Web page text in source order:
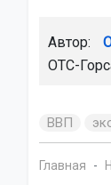
Автор:
ОТС-
ВВП
Главная